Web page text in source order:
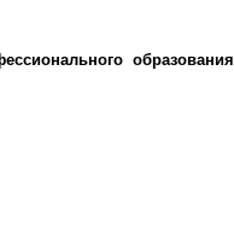
образования